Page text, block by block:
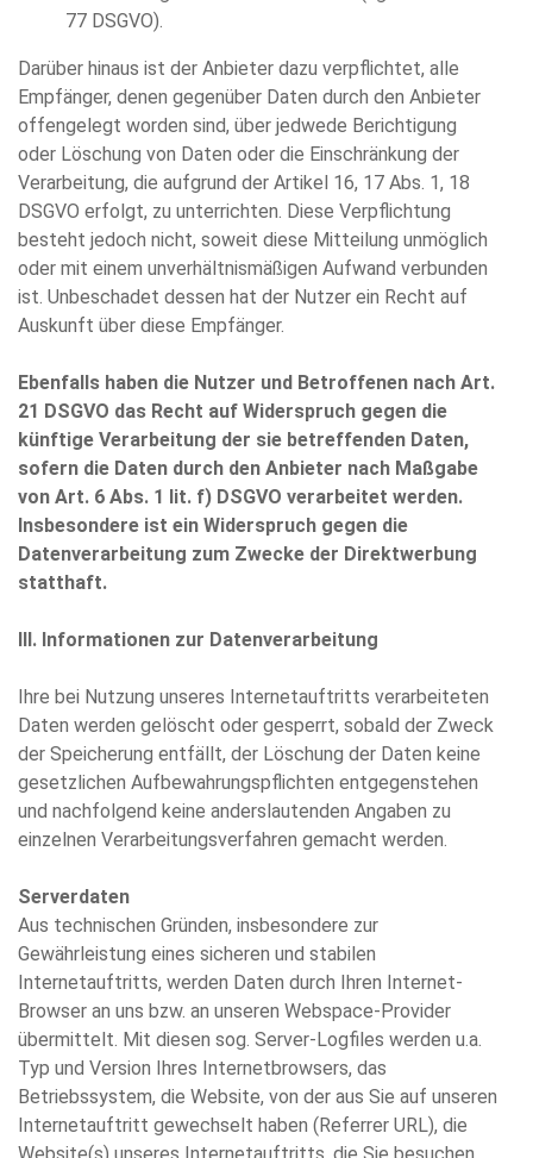
77 DSGVO).
Darüber hinaus ist der Anbieter dazu verpflichtet, alle
Empfänger, denen gegenüber Daten durch den Anbieter
offengelegt worden sind, über jedwede Berichtigung
oder Löschung von Daten oder die Einschränkung der
Verarbeitung, die aufgrund der Artikel 16, 17 Abs. 1, 18
DSGVO erfolgt, zu unterrichten. Diese Verpflichtung
besteht jedoch nicht, soweit diese Mitteilung unmöglich
oder mit einem unverhältnismäßigen Aufwand verbunden
ist. Unbeschadet dessen hat der Nutzer ein Recht auf
Auskunft über diese Empfänger.
Ebenfalls haben die Nutzer und Betroffenen nach Art.
21 DSGVO das Recht auf Widerspruch gegen die
künftige Verarbeitung der sie betreffenden Daten,
sofern die Daten durch den Anbieter nach Maßgabe
von Art. 6 Abs. 1 lit. f) DSGVO verarbeitet werden.
Insbesondere ist ein Widerspruch gegen die
Datenverarbeitung zum Zwecke der Direktwerbung
statthaft.
III. Informationen zur Datenverarbeitung
Ihre bei Nutzung unseres Internetauftritts verarbeiteten
Daten werden gelöscht oder gesperrt, sobald der Zweck
der Speicherung entfällt, der Löschung der Daten keine
gesetzlichen Aufbewahrungspflichten entgegenstehen
und nachfolgend keine anderslautenden Angaben zu
einzelnen Verarbeitungsverfahren gemacht werden.
Serverdaten
Aus technischen Gründen, insbesondere zur
Gewährleistung eines sicheren und stabilen
Internetauftritts, werden Daten durch Ihren Internet-
Browser an uns bzw. an unseren Webspace-Provider
übermittelt. Mit diesen sog. Server-Logfiles werden u.a.
Typ und Version Ihres Internetbrowsers, das
Betriebssystem, die Website, von der aus Sie auf unseren
Internetauftritt gewechselt haben (Referrer URL), die